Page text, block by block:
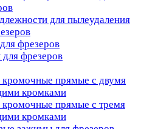
для пылеудаления
фрезеров
фрезеров
прямые с двумя
кромками
прямые с тремя
кромками